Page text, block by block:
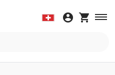
Italiano
Davanzali
Marmo
Ceramica